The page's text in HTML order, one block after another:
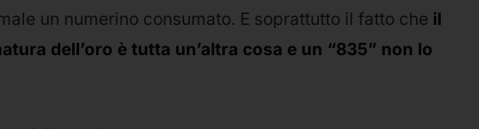
un numerino consumato. E soprattutto il fatto che il
dell’oro è tutta un’altra cosa e un “835” non lo